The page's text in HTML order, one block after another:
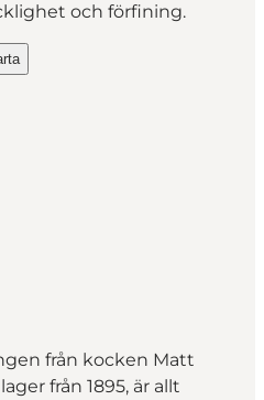
och förfining.
*"
Herning * on_map
från kocken Matt
från 1895, är allt